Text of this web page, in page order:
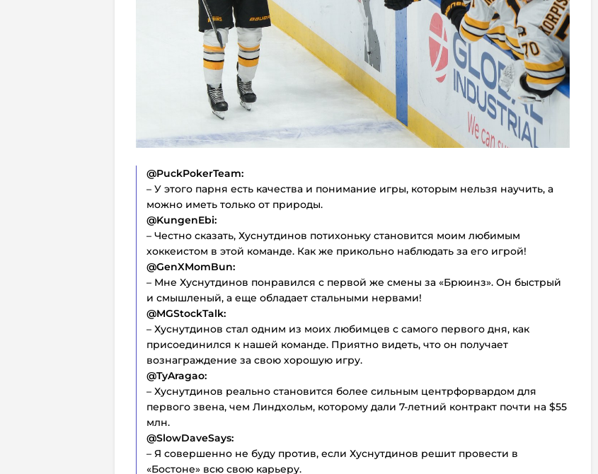
@PuckPokerTeam:
– У этого парня есть качества и понимание игры, которым нельзя научить, а
можно иметь только от природы.
@KungenEbi:
– Честно сказать, Хуснутдинов потихоньку становится моим любимым
хоккеистом в этой команде. Как же прикольно наблюдать за его игрой!
@GenXMomBun:
– Мне Хуснутдинов понравился с первой же смены за «Брюинз». Он быстрый
и смышленый, а еще обладает стальными нервами!
@MGStockTalk:
– Хуснутдинов стал одним из моих любимцев с самого первого дня, как
присоединился к нашей команде. Приятно видеть, что он получает
вознаграждение за свою хорошую игру.
@TyAragao:
– Хуснутдинов реально становится более сильным центрфорвардом для
первого звена, чем Линдхольм, которому дали 7-летний контракт почти на $55
млн.
@SlowDaveSays:
– Я совершенно не буду против, если Хуснутдинов решит провести в
«Бостоне» всю свою карьеру.